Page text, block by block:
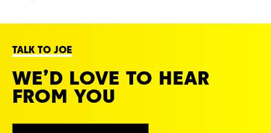
TALK TO JOE
WE’D LOVE TO HEAR
FROM YOU